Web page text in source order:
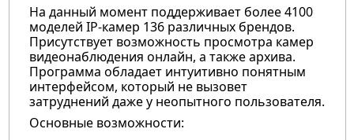
На данный момент поддерживает более 4100
моделей IP-камер 136 различных брендов.
Присутствует возможность просмотра камер
видеонаблюдения онлайн, а также архива.
Программа обладает интуитивно понятным
интерфейсом, который не вызовет
затруднений даже у неопытного пользователя.
Основные возможности: